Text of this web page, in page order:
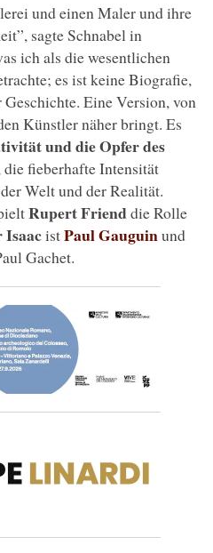
und einen Maler und ihre
sagte Schnabel in
ich als die wesentlichen
es ist keine Biografie,
Eine Version, von
Künstler näher bringt. Es
und die Opfer des
die fieberhafte Intensität
Welt und der Realität.
Rupert Frienddie Rolle
IsaacistPaul Gauguinund
Gachet.